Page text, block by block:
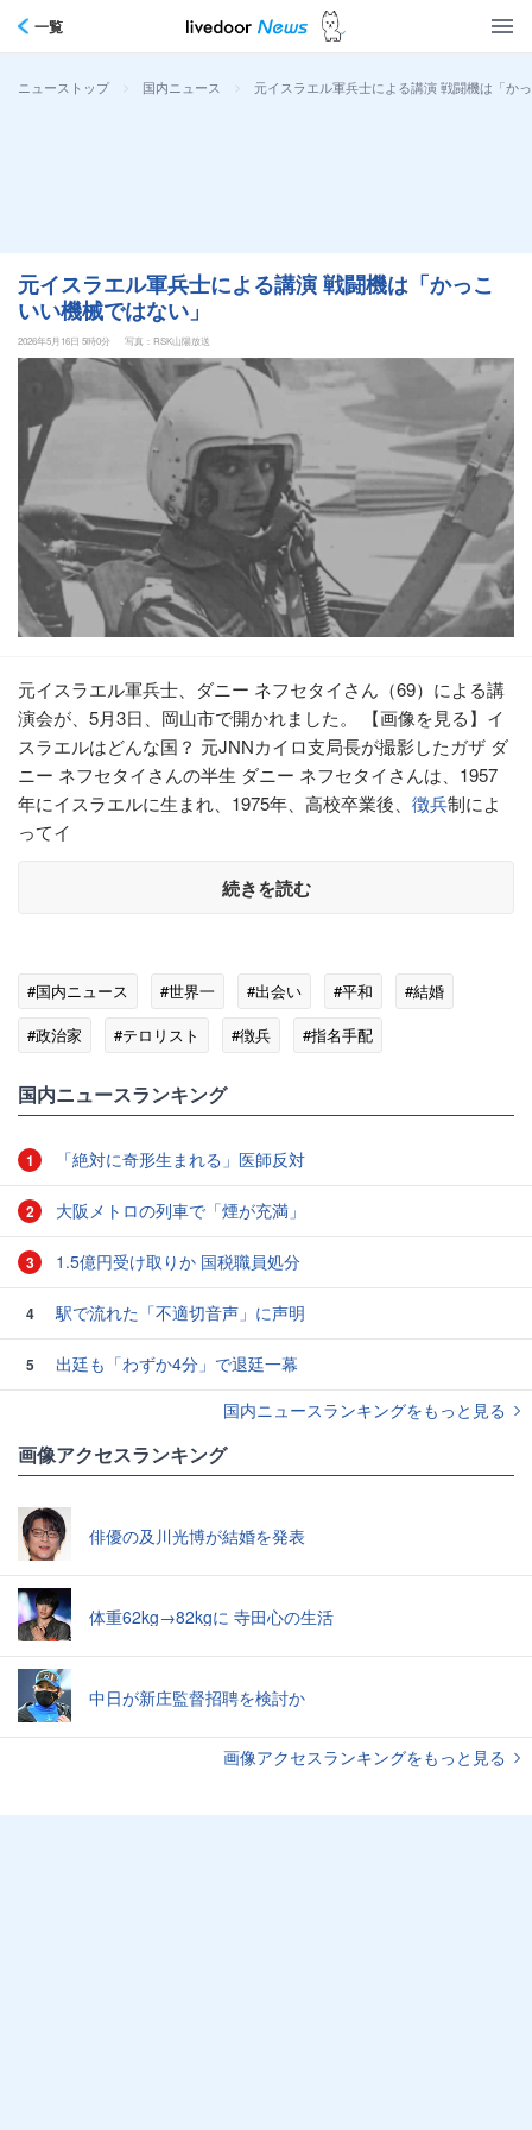
一覧
ニューストップ > 国内ニュース > 元イスラエル軍兵士による講演 戦闘機は「か
元イスラエル軍兵士による講演 戦闘機は「かっこ
いい機械ではない」
2026年5月16日 5時0分 写真：RSK山陽放送
元イスラエル軍兵士、ダニー ネフセタイさん（69）による講
演会が、5月3日、岡山市で開かれました。 【画像を見る】イ
スラエルはどんな国？ 元JNNカイロ支局長が撮影したガザ ダ
ニー ネフセタイさんの半生 ダニー ネフセタイさんは、1957
年にイスラエルに生まれ、1975年、高校卒業後、 徴兵制によ
ってイ
続きを読む
#国内ニュース #世界一 #出会い #平和
#結婚
#政治家
#テロリスト #徴兵 #指名手配
国内ニュースランキング
1 「絶対に奇形生まれる」医師反対
2 大阪メトロの列車で「煙が充満」
3 1.5億円受け取りか 国税職員処分
4 駅で流れた「不適切音声」に声明
5
出廷も「わずか4分」で退廷一幕
国内ニュースランキングをもっと見る
画像アクセスランキング
俳優の及川光博が結婚を発表
体重62kg→82kgに 寺田心の生活
中日が新庄監督招聘を検討か
画像アクセスランキングをもっと見る